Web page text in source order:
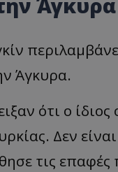
Άγκυρα.
ότι ο
Δεν
τις
ASP.NET_SessionId